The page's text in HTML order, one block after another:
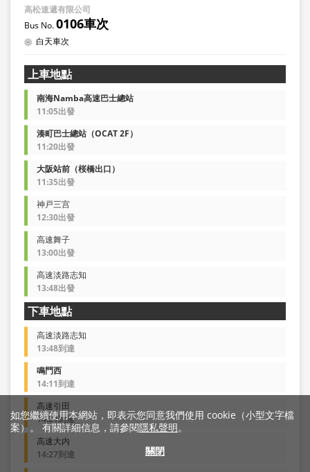
高松速遞有限公司
0106車次
白天車次
上車地點
南海Namba高速巴士總站
11:05出發
湊町巴士總站（OCAT 2F）
11:20出發
大阪站前（桜橋出口）
11:35出發
神戸三宫
12:30出發
高速舞子
13:00出發
高速淡路志知
13:48出發
下車地點
高速淡路志知
13:48到達
鳴門西
14:11到達
高速引田
14:21到達
高速大内
14:27到達
如您繼續使用本網站，即表示您同意我們使用 cookie（小型文字檔
案）。 有關詳細信息，請參閱隱私聲明。
關閉